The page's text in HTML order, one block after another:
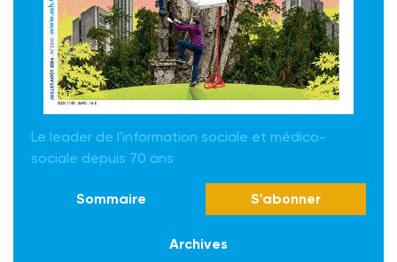
Le leader de l'information sociale et médico-
sociale depuis 70 ans
Sommaire S'abonner
Archives